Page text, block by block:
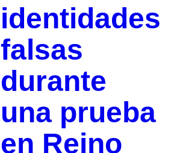
identidades
falsas
durante
una prueba
en Reino